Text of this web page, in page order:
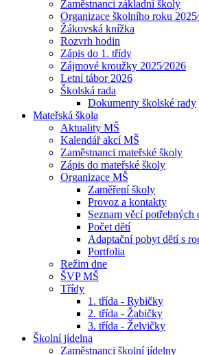
Zaměstnanci základní školy
Organizace školního roku
Žákovská knížka
Rozvrh hodin
Zápis do 1. třídy
Zájmové kroužky 2025⁄2026
Letní tábor 2026
Školská rada
Dokumenty školské rady
Mateřská škola
Aktuality MŠ
Kalendář akcí MŠ
Zaměstnanci mateřské školy
Zápis do mateřské školy
Organizace MŠ
Zaměření školy
Provoz a kontakty
Seznam věcí potřebných
Počet dětí
Adaptační pobyt dětí s
Portfolia
Režim dne
ŠVP MŠ
Třídy
1. třída - Rybičky
2. třída - Žabičky
3. třída - Želvičky
Školní jídelna
Zaměstnanci školní jídelny